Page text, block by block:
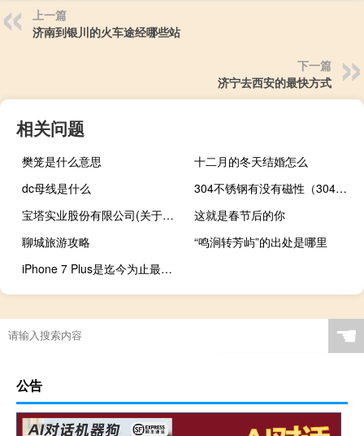
上一篇
济南到银川的火车途经哪些站
下一篇
济宁去西安的最快方式
相关问题
樊笼是什么意思
十二月的冬天结婚怎么
dc母线是什么
304不锈钢有没有磁性（304不锈钢有磁性）
宝塔实业股份有限公司(关于宝塔实业股份有限公司简述)
这就是春节后的你
聊城旅游攻略
“鸣涧转芳屿”的出处是哪里
iPhone 7 Plus是迄今为止最好的iPhone
☚
公告